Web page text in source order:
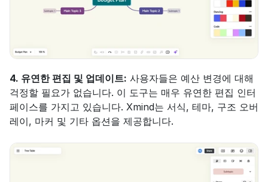
4. 유연한 편집 및 업데이트: 사용자들은 예산 변경에 대해
걱정할 필요가 없습니다. 이 도구는 매우 유연한 편집 인터
페이스를 가지고 있습니다. Xmind는 서식, 테마, 구조 오버
레이, 마커 및 기타 옵션을 제공합니다.